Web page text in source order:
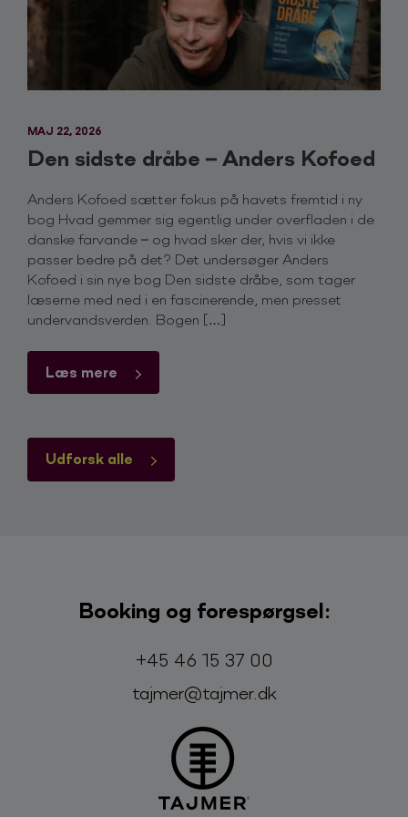
Udforsk alle
MAJ 22, 2026
Den sidste dråbe – Anders Kofoed
Anders Kofoed sætter fokus på havets fremtid i ny
bog Hvad gemmer sig egentlig under overfladen i de
danske farvande – og hvad sker der, hvis vi ikke
passer bedre på det? Det undersøger Anders
Kofoed i sin nye bog Den sidste dråbe, som tager
læserne med ned i en fascinerende, men presset
undervandsverden. Bogen […]
Læs mere
Booking og forespørgsel:
Telefon:
+45 46 15 37 00
E-mail:
tajmer@tajmer.dk